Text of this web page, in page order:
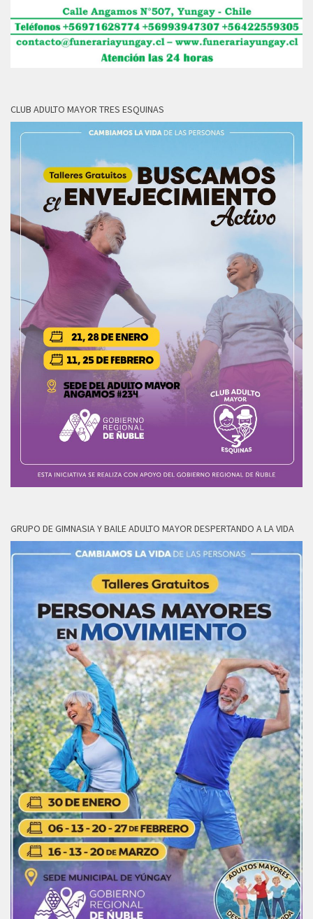
CLUB ADULTO MAYOR TRES ESQUINAS
GRUPO DE GIMNASIA Y BAILE ADULTO MAYOR DESPERTANDO A LA VIDA